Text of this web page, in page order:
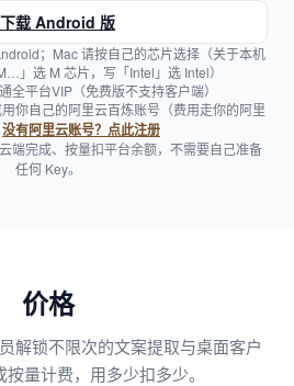
下载 Android 版
；Mac 请按自己的芯片选择（关于本机
」选 M 芯片，写「Intel」选 Intel）
全平台VIP（免费版不支持客户端）
你自己的阿里云百炼账号（费用走你的阿里
没有阿里云账号？点此注册
端完成、按量扣平台余额，不需要自己准备
任何 Key。
价格
解锁不限次的文案提取与桌面客户
量计费，用多少扣多少。